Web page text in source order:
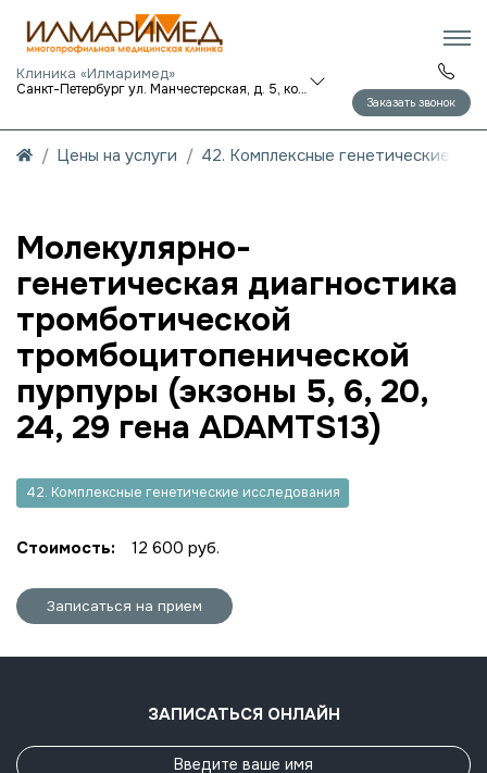
Клиника «Илмаримед»
Санкт-Петербург ул. Манчестерская, д. 5, корп. 1
Заказать звонок
Цены на услуги 42. Комплексные генетические
Молекулярно-
генетическая диагностика
тромботической
тромбоцитопенической
пурпуры (экзоны 5, 6, 20,
24, 29 гена ADAMTS13)
42. Комплексные генетические исследования
Стоимость: 12 600 руб.
Записаться на прием
ЗАПИСАТЬСЯ ОНЛАЙН